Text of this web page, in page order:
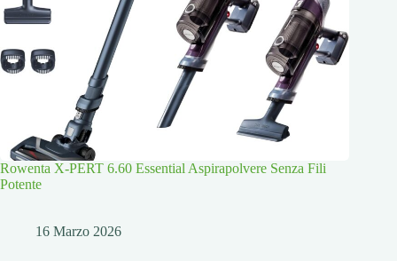
Rowenta X-PERT 6.60 Essential Aspirapolvere Senza Fili
Potente
16 Marzo 2026